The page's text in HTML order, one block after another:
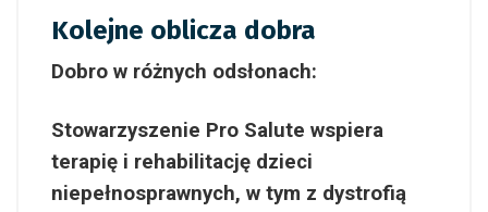
Kolejne oblicza dobra
Dobro w różnych odsłonach:
Stowarzyszenie Pro Salute wspiera
terapię i rehabilitację dzieci
niepełnosprawnych, w tym z dystrofią